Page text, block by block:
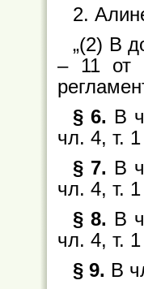
2.
„(2) В
– 11 от
§ 6. В
чл. 4, т.
§ 7. В
чл. 4, т.
§ 8. В
чл. 4, т.
§ 9. В